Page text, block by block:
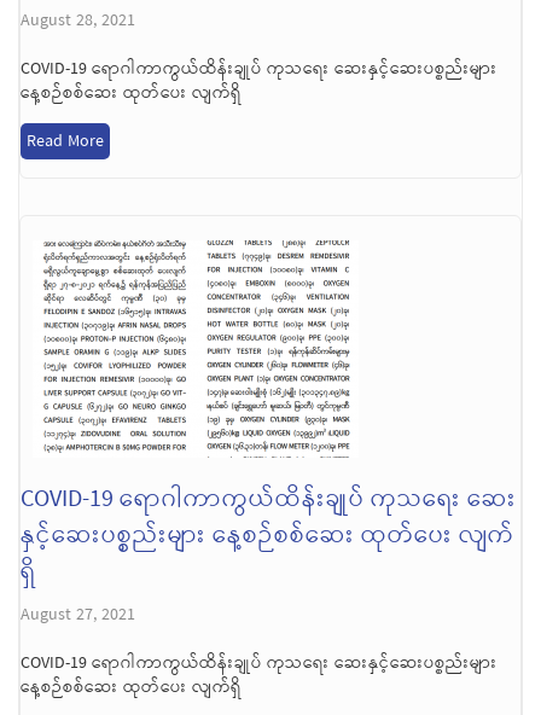
August 28, 2021
COVID-19 ရောဂါကာကွယ်ထိန်းချုပ် ကုသရေး ဆေးနှင့်ဆေးပစ္စည်းများ
နေ့စဉ်စစ်ဆေး ထုတ်ပေး လျက်ရှိ
Read More
COVID-19 ရောဂါကာကွယ်ထိန်းချုပ် ကုသရေး ဆေး
နှင့်ဆေးပစ္စည်းများ နေ့စဉ်စစ်ဆေး ထုတ်ပေး လျက်
ရှိ
August 27, 2021
COVID-19 ရောဂါကာကွယ်ထိန်းချုပ် ကုသရေး ဆေးနှင့်ဆေးပစ္စည်းများ
နေ့စဉ်စစ်ဆေး ထုတ်ပေး လျက်ရှိ